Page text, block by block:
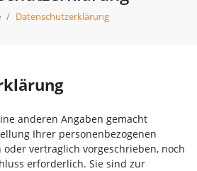
Datenschutzerklärung
anderen Angaben gemacht
Ihrer personenbezogenen
oder vertraglich vorgeschrieben, noch
erforderlich. Sie sind zur